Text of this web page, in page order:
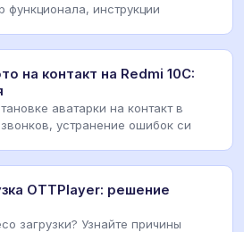
функционала, инструкции
на контакт на Redmi 10C:
аватарки на контакт в
устранение ошибок си
OTTPlayer: решение
загрузки? Узнайте причины